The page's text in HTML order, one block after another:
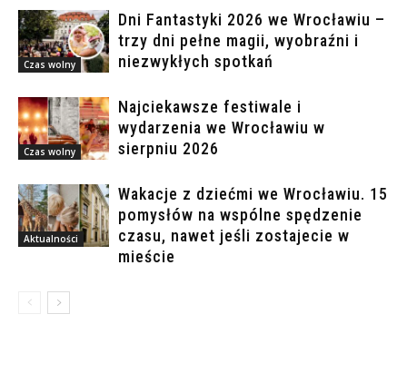
Czas wolny
Dni Fantastyki 2026 we Wrocławiu –
trzy dni pełne magii, wyobraźni i
niezwykłych spotkań
Czas wolny
Najciekawsze festiwale i
wydarzenia we Wrocławiu w
sierpniu 2026
Aktualności
Wakacje z dziećmi we Wrocławiu. 15
pomysłów na wspólne spędzenie
czasu, nawet jeśli zostajecie w
mieście